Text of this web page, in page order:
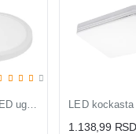
1.138,99 RSD